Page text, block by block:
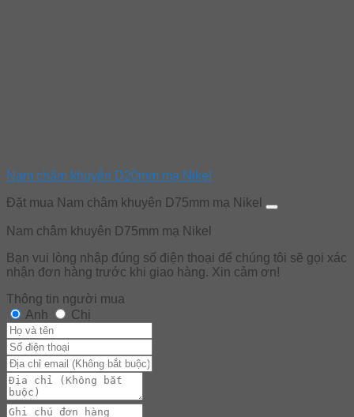
Nam châm khuyên D20mm mạ Nikel
Đặt mua Nam châm khuyên D75mm mạ Nikel
Nam châm khuyên D75mm mạ Nikel
Bạn vui lòng nhập đúng số điện thoại để chúng tôi sẽ gọi xác
nhận đơn hàng trước khi giao hàng. Xin cảm ơn!
Thông tin người mua
Anh
Chị